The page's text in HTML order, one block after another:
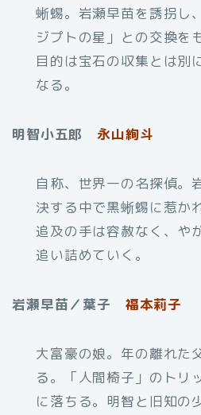
蜥蜴。岩瀬早苗を誘拐し
ジプトの星」との交換を
目的は宝石の収集とは別
なる。
明智小五郎永山絢斗
自称、世界一の名探偵。
決する中で黒蜥蜴に惹か
追及の手は容赦なく、や
追い詰めていく。
岩瀬早苗／葉子 福本莉子
大富豪の娘。年の離れた
る。「人間椅子」のトリ
に落ちる。明智と旧知の